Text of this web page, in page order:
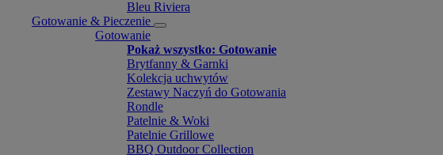
Bleu Riviera
Gotowanie & Pieczenie
Gotowanie
Pokaż wszystko: Gotowanie
Brytfanny & Garnki
Kolekcja uchwytów
Zestawy Naczyń do Gotowania
Rondle
Patelnie & Woki
Patelnie Grillowe
BBQ Outdoor Collection